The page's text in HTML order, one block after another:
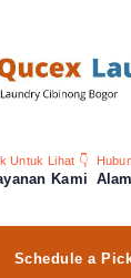
Untuk Lihat 👇
Kami
Schedule a